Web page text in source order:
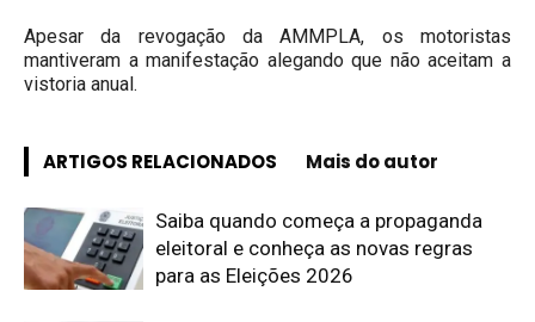
Apesar da revogação da AMMPLA, os motoristas
mantiveram a manifestação alegando que não aceitam a
vistoria anual.
ARTIGOS RELACIONADOS Mais do autor
Saiba quando começa a propaganda
eleitoral e conheça as novas regras
para as Eleições 2026